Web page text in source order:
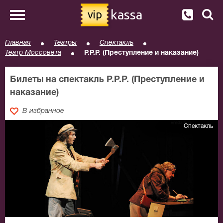
vip kassa
Главная Театры
Спектакль
Театр Моссовета
Р.Р.Р. (Преступление и наказание)
Билеты на спектакль Р.Р.Р. (Преступление и
наказание)
В избранное
Спектакль